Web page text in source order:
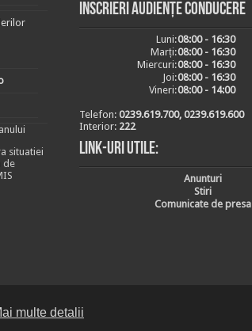
multe detalii
situatiei
de
Inscrieri audiențe conducere
Luni:08:00 - 16:30
Marți:08:00 - 16:30
Miercuri:08:00 - 16:30
Joi:08:00 - 16:30
Vineri:08:00 - 14:00
Telefon: 0239.619.700, 0239.619.600
Interior: 222
Link-uri utile:
Anunturi
Stiri
Comunicate de presa